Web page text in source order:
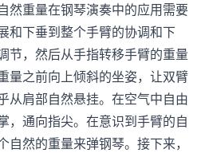
然重量在钢琴演奏中的应用需要
和下垂到整个手臂的协调和下
节，然后从手指转移手臂的重量
量之前向上倾斜的坐姿，让双臂
从肩部自然悬挂。在空气中自由
，通向指尖。在意识到手臂的自
然的重量来弹钢琴。接下来，